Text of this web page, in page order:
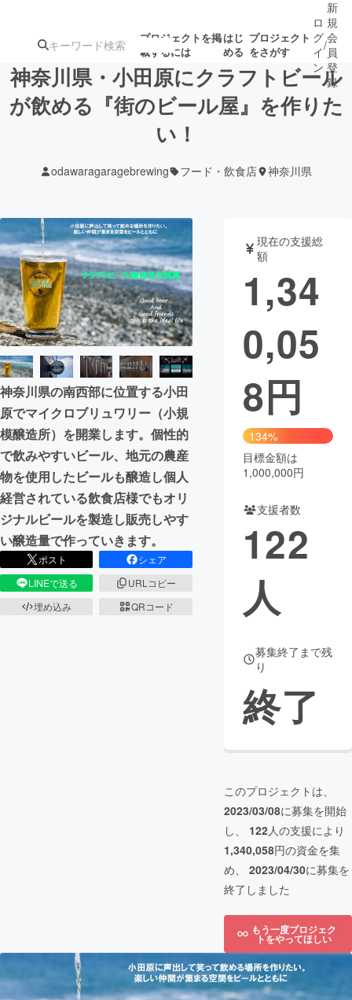
プロジェクトを掲
載するには
はじ
める
プロジェクト
をさがす
注目の新着プロ
テクノロジー・ガジェット
映像・映画 書籍・雑誌
ビジネス・起業 チャレンジ
まちづくり・地域活性化
CAMPFIRE for Social Good
CAMPFIRE Creation
CAMPFIREふるさと納税machi-ya コミュニティ
ロ
グ
イ
ン
/
新
規
会
員
登
録
神奈川県・小田原にクラフトビール
が飲める『街のビール屋』を作りた
い！
odawaragaragebrewing フード・飲食店 神奈川県
神奈川県の南西部に位置する小田
原でマイクロブリュワリー（小規
模醸造所）を開業します。個性的
で飲みやすいビール、地元の農産
物を使用したビールも醸造し個人
経営されている飲食店様でもオリ
ジナルビールを製造し販売しやす
い醸造量で作っていきます。
ポスト
シェア
LINEで送る
URLコピー
埋め込み
QRコード
現在の支援総
額
1,34
0,05
8円
134%
目標金額は
1,000,000円
支援者数
122
人
募集終了まで残
り
終了
このプロジェクトは、
2023/03/08に募集を開始
し、 122人の支援により
1,340,058円の資金を集
め、 2023/04/30に募集を
終了しました
もう一度プロジェク
トをやってほしい